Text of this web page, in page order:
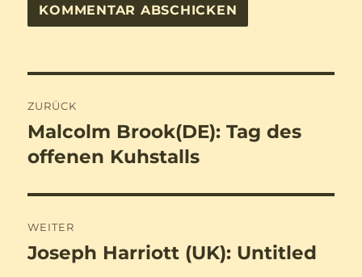
ZURÜCK
Vorheriger
Beitrag:
Malcolm Brook(DE): Tag des
offenen Kuhstalls
WEITER
Nächster
Joseph Harriott (UK): Untitled